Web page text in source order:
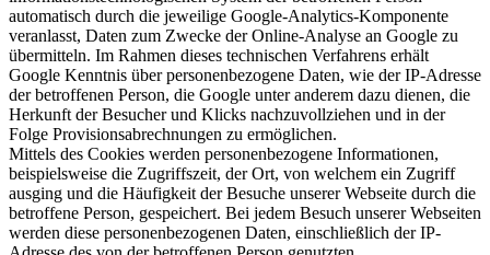
automatisch durch die jeweilige Google-Analytics-Komponente
veranlasst, Daten zum Zwecke der Online-Analyse an Google zu
übermitteln. Im Rahmen dieses technischen Verfahrens erhält
Google Kenntnis über personenbezogene Daten, wie der IP-Adresse
der betroffenen Person, die Google unter anderem dazu dienen, die
Herkunft der Besucher und Klicks nachzuvollziehen und in der
Folge Provisionsabrechnungen zu ermöglichen.
Mittels des Cookies werden personenbezogene Informationen,
beispielsweise die Zugriffszeit, der Ort, von welchem ein Zugriff
ausging und die Häufigkeit der Besuche unserer Webseite durch die
betroffene Person, gespeichert. Bei jedem Besuch unserer Webseiten
werden diese personenbezogenen Daten, einschließlich der IP-